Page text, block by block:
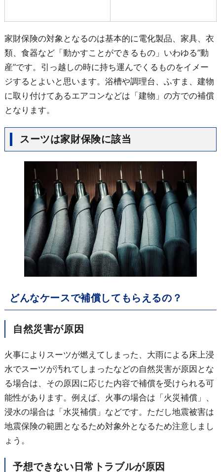
家財保険の対象となるのは基本的に電化製品、家具、衣
類、食器など「動かすことができるもの」いわゆる”動
産”です。引っ越しの時に持ち運んでくるものをイメー
ジするとよいと思います。浴槽や調理台、ふすま、建物
に取り付けてあるエアコンなどは「建物」の方での補償
となります。
スーツは家財保険に該当
どんなケースで補償してもらえるの？
自然災害が原因
火事によりスーツが燃えてしまった、 大雨による床上浸
水でスーツが汚れてしまったなどの自然災害が原因とな
る場合は、その原因に応じた内容で補償を受けられる可
能性があります。例えば、火事の場合は「火災補償」、
浸水の場合は「水災補償」などです。ただし地震被害は
地震保険の範囲となるため対象外となるため注意しまし
ょう。
予想できない日常トラブルが原因